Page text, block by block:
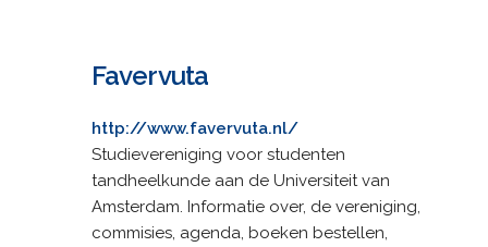
Favervuta
http://www.favervuta.nl/
Studievereniging voor studenten
tandheelkunde aan de Universiteit van
Amsterdam. Informatie over, de vereniging,
commisies, agenda, boeken bestellen,